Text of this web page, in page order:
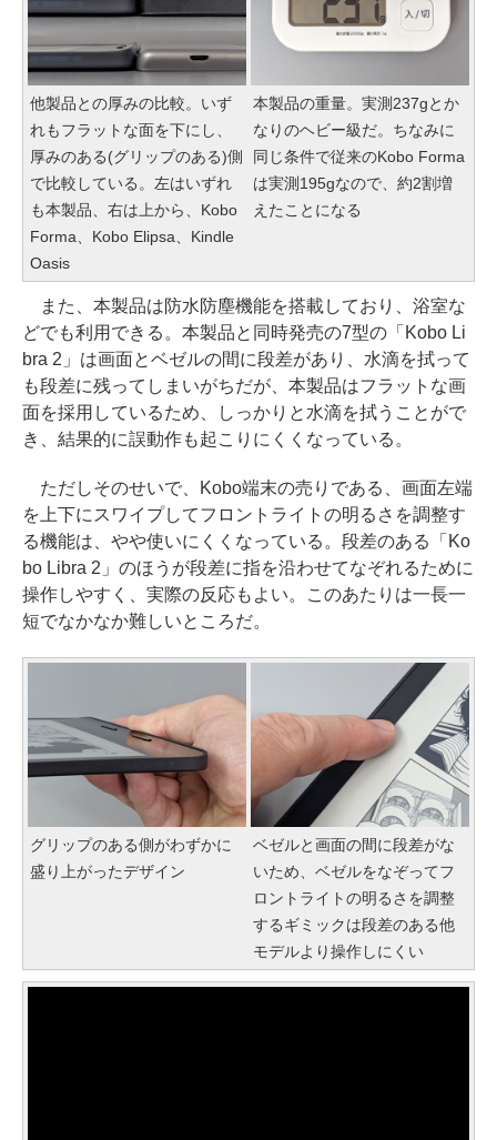
他製品との厚みの比較。いず
れもフラットな面を下にし、
厚みのある(グリップのある)側
で比較している。左はいずれ
も本製品、右は上から、Kobo
Forma、Kobo Elipsa、Kindle
Oasis
本製品の重量。実測237gとか
なりのヘビー級だ。ちなみに
同じ条件で従来のKobo Forma
は実測195gなので、約2割増
えたことになる
また、本製品は防水防塵機能を搭載しており、浴室な
どでも利用できる。本製品と同時発売の7型の「Kobo Li
bra 2」は画面とベゼルの間に段差があり、水滴を拭って
も段差に残ってしまいがちだが、本製品はフラットな画
面を採用しているため、しっかりと水滴を拭うことがで
き、結果的に誤動作も起こりにくくなっている。
ただしそのせいで、Kobo端末の売りである、画面左端
を上下にスワイプしてフロントライトの明るさを調整す
る機能は、やや使いにくくなっている。段差のある「Ko
bo Libra 2」のほうが段差に指を沿わせてなぞれるために
操作しやすく、実際の反応もよい。このあたりは一長一
短でなかなか難しいところだ。
グリップのある側がわずかに
盛り上がったデザイン
ベゼルと画面の間に段差がな
いため、ベゼルをなぞってフ
ロントライトの明るさを調整
するギミックは段差のある他
モデルより操作しにくい